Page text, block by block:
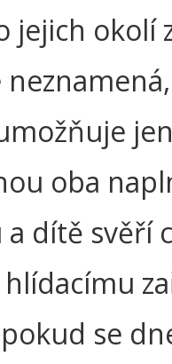
jejich okolí
oba
dítě svěří
se